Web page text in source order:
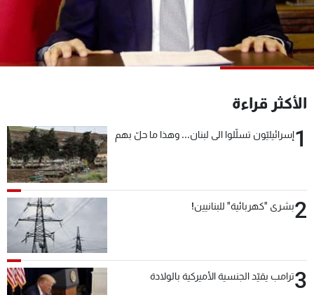
الأكثر قراءة
1إسرائيليّون تسلّلوا الى لبنان... وهذا ما حلّ بهم
2بشرى "كهربائية" للبنانيين!
3ترامب يقيّد الجنسية الأميركية بالولادة
شاهد البرامج
الترددات
لاعلاناتكم